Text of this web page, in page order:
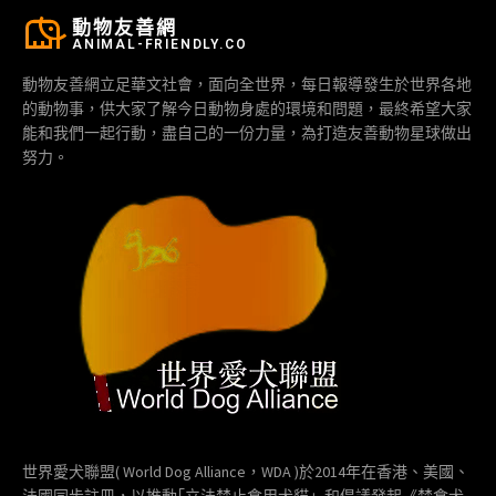
動物友善網
ANIMAL-FRIENDLY.CO
動物友善網立足華文社會，面向全世界，每日報導發生於世界各地
的動物事，供大家了解今日動物身處的環境和問題，最終希望大家
能和我們一起行動，盡自己的一份力量，為打造友善動物星球做出
努力。
世界愛犬聯盟( World Dog Alliance，WDA )於2014年在香港、美國、